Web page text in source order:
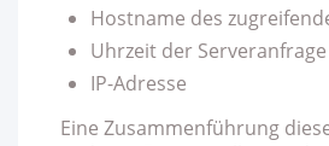
Hostname des
Uhrzeit der Serveranfrage
IP-Adresse
Eine Zusammenführung